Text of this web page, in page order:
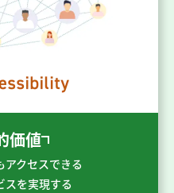
価値
アクセスできる
スを実現する